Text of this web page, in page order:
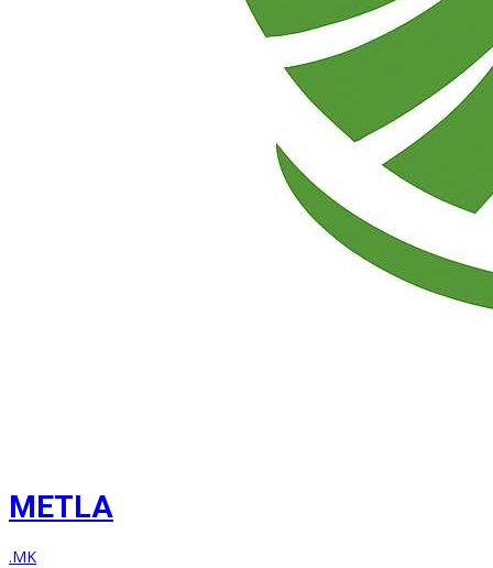
METLA
.MK